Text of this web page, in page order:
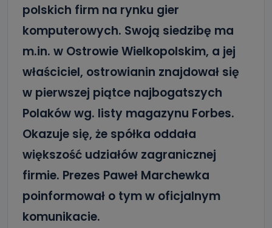
polskich firm na rynku gier
komputerowych. Swoją siedzibę ma
m.in. w Ostrowie Wielkopolskim, a jej
właściciel, ostrowianin znajdował się
w pierwszej piątce najbogatszych
Polaków wg. listy magazynu Forbes.
Okazuje się, że spółka oddała
większość udziałów zagranicznej
firmie. Prezes Paweł Marchewka
poinformował o tym w oficjalnym
komunikacie.